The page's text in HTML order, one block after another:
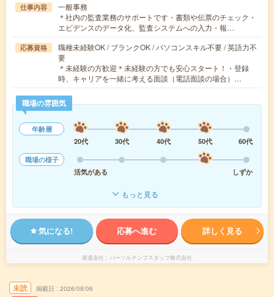
仕事内容
一般事務
＊社内の監査業務のサポートです・書類や伝票のチェック・
エビデンスのデータ化、監査システムへの入力・報…
応募資格
職種未経験OK / ブランクOK / パソコンスキル不要 / 英語力不
要
＊未経験の方歓迎＊未経験の方でも安心スタート！・登録
時、キャリアを一緒に考える面談（電話面談の場合）…
職場の雰囲気
年齢層
20代
30代 40代 50代
60代
職場の様子
活気がある
しずか
もっと見る
気になる! 応募へ進む 詳しく見る
派遣会社 パーソルテンプスタッフ株式会社
未読 掲載日 2026/08/06